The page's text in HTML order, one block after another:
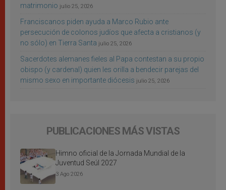
matrimonio julio 25, 2026
Franciscanos piden ayuda a Marco Rubio ante
persecución de colonos judíos que afecta a cristianos (y
no sólo) en Tierra Santa julio 25, 2026
Sacerdotes alemanes fieles al Papa contestan a su propio
obispo (y cardenal) quien les orilla a bendecir parejas del
mismo sexo en importante diócesis julio 25, 2026
PUBLICACIONES MÁS VISTAS
Himno oficial de la Jornada Mundial de la
Juventud Seúl 2027
3 Ago 2026